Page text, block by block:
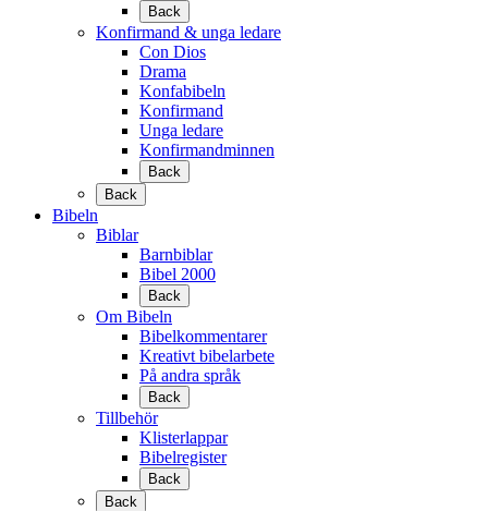
Back
Konfirmand & unga ledare
Con Dios
Drama
Konfabibeln
Konfirmand
Unga ledare
Konfirmandminnen
Back
Back
Bibeln
Biblar
Barnbiblar
Bibel 2000
Back
Om Bibeln
Bibelkommentarer
Kreativt bibelarbete
På andra språk
Back
Tillbehör
Klisterlappar
Bibelregister
Back
Back